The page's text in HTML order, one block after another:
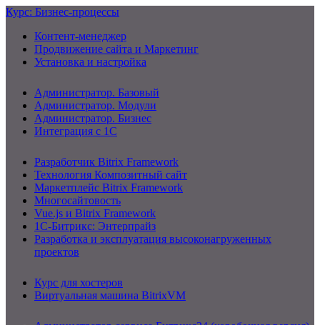
Курс: Бизнес-процессы
Контент-менеджер
Продвижение сайта и Маркетинг
Установка и настройка
Администратор. Базовый
Администратор. Модули
Администратор. Бизнес
Интеграция с 1С
Разработчик Bitrix Framework
Технология Композитный сайт
Маркетплейс Bitrix Framework
Многосайтовость
Vue.js и Bitrix Framework
1С-Битрикс: Энтерпрайз
Разработка и эксплуатация высоконагруженных
проектов
Курс для хостеров
Виртуальная машина BitrixVM